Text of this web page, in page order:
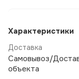
Характеристики
Доставка
Самовывоз/
объекта